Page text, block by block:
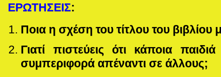
ΕΡΩΤΗΣΕΙΣ:
Ποια η σχέση του τίτλου του βιβλίου
Γιατί πιστεύεις ότι κάποια
συμπεριφορά απέναντι σε άλλους;